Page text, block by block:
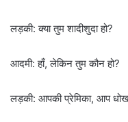
लड़की: क्या तुम शादीशुदा हो?
आदमी: हाँ, लेकिन तुम कौन हो?
लड़की: आपकी प्रेमिका, आप